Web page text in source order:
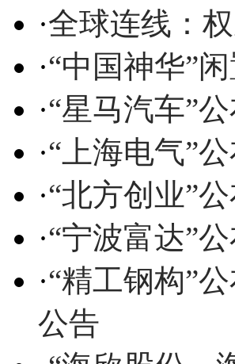
·全球连线：
·“中国神华”
·“星马汽车”
·“上海电气”
·“北方创业”
·“宁波富达”
·“精工钢构”
公告